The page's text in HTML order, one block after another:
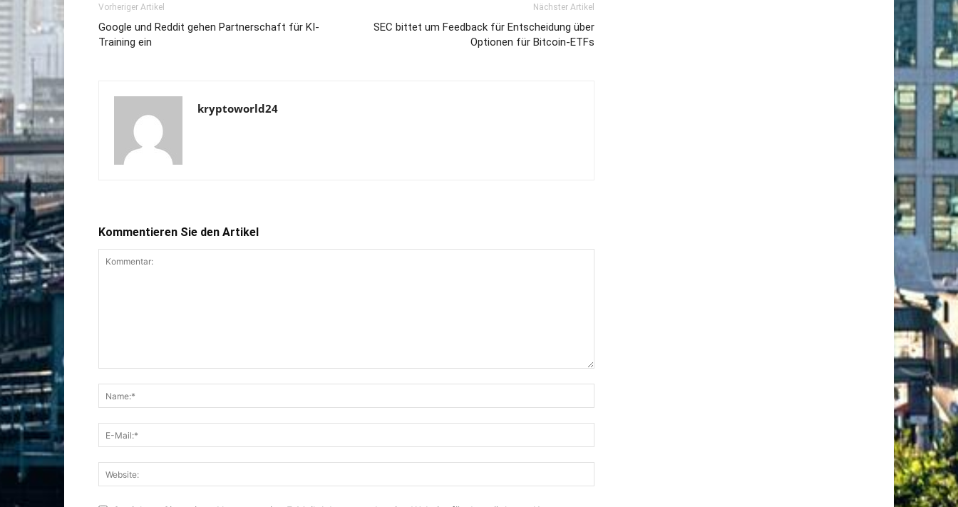
Vorheriger Artikel
Google und Reddit gehen Partnerschaft für KI-
Training ein
Nächster Artikel
SEC bittet um Feedback für Entscheidung über
Optionen für Bitcoin-ETFs
kryptoworld24
Kommentieren Sie den Artikel